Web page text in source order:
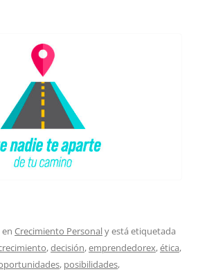
Crecimiento Personaly está etiquetada
,decisión,emprendedorex,ética,
, posibilidades,